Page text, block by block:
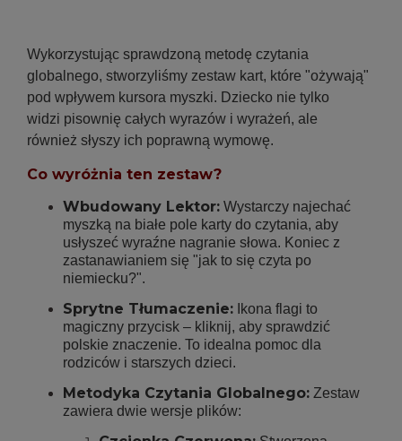
Wykorzystując sprawdzoną metodę czytania
globalnego, stworzyliśmy zestaw kart, które "ożywają"
pod wpływem kursora myszki. Dziecko nie tylko
widzi pisownię całych wyrazów i wyrażeń, ale
również słyszy ich poprawną wymowę.
Co wyróżnia ten zestaw?
Wbudowany Lektor: Wystarczy najechać
myszką na białe pole karty do czytania, aby
usłyszeć wyraźne nagranie słowa. Koniec z
zastanawianiem się "jak to się czyta po
niemiecku?".
Sprytne Tłumaczenie: Ikona flagi to
magiczny przycisk – kliknij, aby sprawdzić
polskie znaczenie. To idealna pomoc dla
rodziców i starszych dzieci.
Metodyka Czytania Globalnego: Zestaw
zawiera dwie wersje plików: